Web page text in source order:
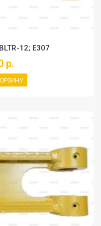
12; E307
р.